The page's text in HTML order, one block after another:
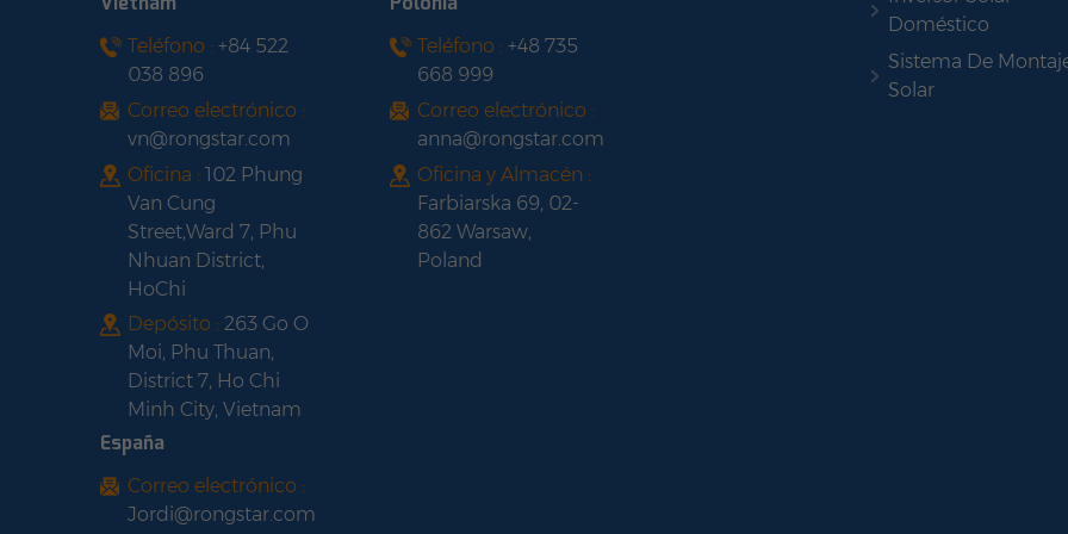
Panel solar de media
negro LONGI HI-MO 6
LR5-54HTH420-
440M
Teléfono : +84 522
038 896
Correo electrónico :
vn@rongstar.com
Oficina : 102 Phung
Van Cung
Street,Ward 7, Phu
Nhuan District,
HoChi
Depósito : 263 Go O
Moi, Phu Thuan,
District 7, Ho Chi
Minh City, Vietnam
Teléfono :+48 735
668 999
Correo electrónico :
anna@rongstar.com
Oficina y Almacén :
Farbiarska 69, 02-
862 Warsaw,
Poland
España
Correo electrónico :
Jordi@rongstar.com
Doméstico
Sistema De
Solar